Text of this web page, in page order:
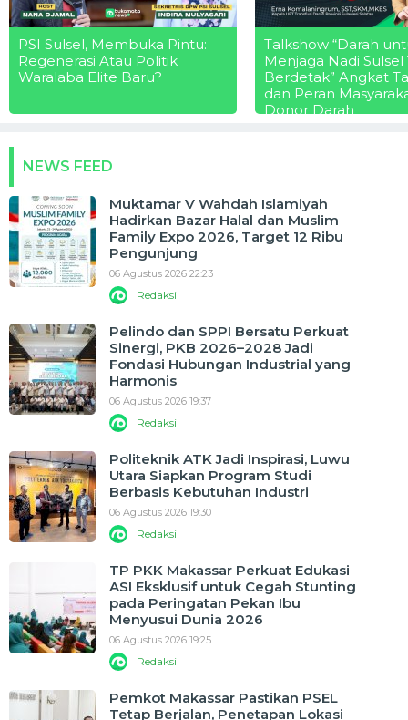
PSI Sulsel, Membuka Pintu:
Regenerasi Atau Politik
Waralaba Elite Baru?
Talkshow “Darah
Menjaga Nadi Sulsel
Berdetak” Angkat
dan Peran
Donor Darah
NEWS FEED
Muktamar V Wahdah Islamiyah
Hadirkan Bazar Halal dan Muslim
Family Expo 2026, Target 12 Ribu
Pengunjung
06 Agustus 2026 22:23
Redaksi
Pelindo dan SPPI Bersatu Perkuat
Sinergi, PKB 2026–2028 Jadi
Fondasi Hubungan Industrial yang
Harmonis
06 Agustus 2026 19:37
Redaksi
Politeknik ATK Jadi Inspirasi, Luwu
Utara Siapkan Program Studi
Berbasis Kebutuhan Industri
06 Agustus 2026 19:30
Redaksi
TP PKK Makassar Perkuat Edukasi
ASI Eksklusif untuk Cegah Stunting
pada Peringatan Pekan Ibu
Menyusui Dunia 2026
06 Agustus 2026 19:25
Redaksi
Pemkot Makassar Pastikan PSEL
Tetap Berjalan, Penetapan Lokasi